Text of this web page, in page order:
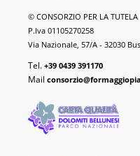
Formaggio
Piave
DOP
© CONSORZIO PER LA
P.Iva 01105270258
Via Nazionale, 57/A - 32030
Tel. +39 0439 391170
Mail